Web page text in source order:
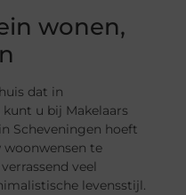
wonen,
dat in
u bij Makelaars
Scheveningen hoeft
te
veel
levensstijl.